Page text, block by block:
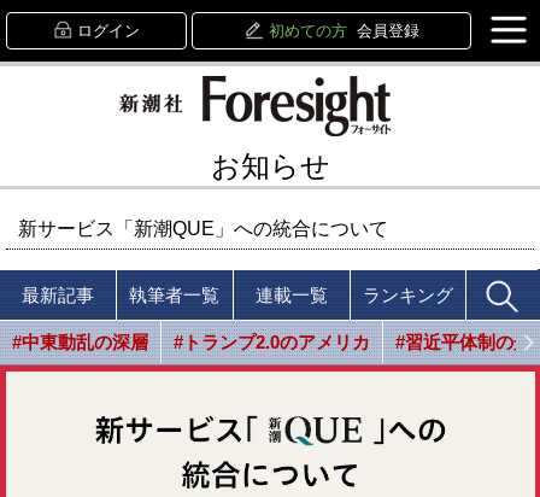
ログイン 初めての方 会員登録
お知らせ
新サービス「新潮QUE」への統合について
最新記事 執筆者一覧 連載一覧 ランキング
#中東動乱の深層 #トランプ2.0のアメリカ #習近平体制の光